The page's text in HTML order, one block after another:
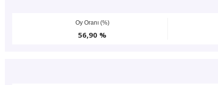
Oy Oranı (%)
56,90 %